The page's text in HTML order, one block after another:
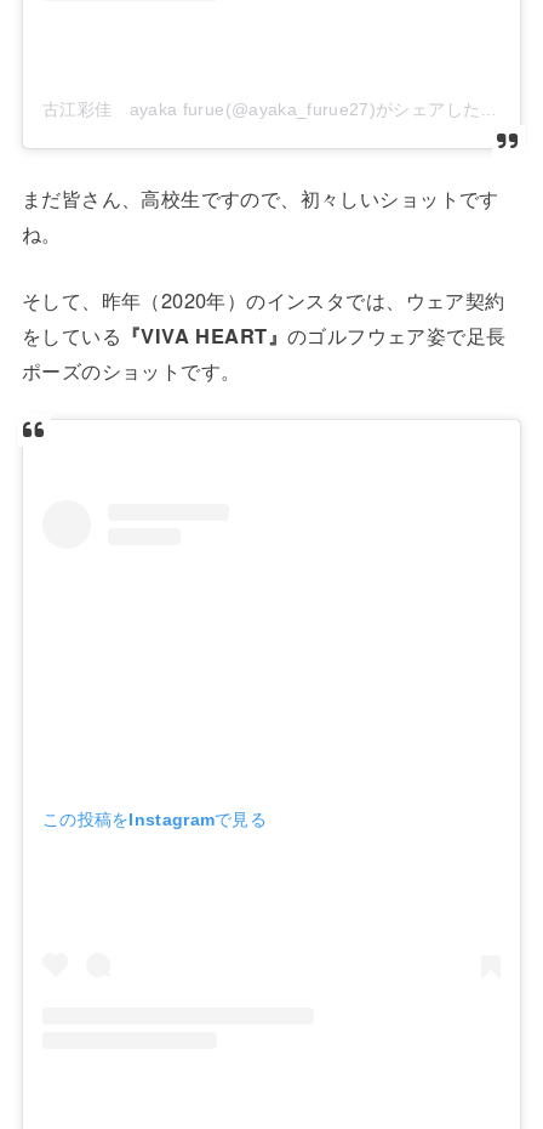
古江彩佳 ayaka furue(@ayaka_furue27)がシェアした投稿
まだ皆さん、高校生ですので、初々しいショットです
ね。
そして、昨年（2020年）のインスタでは、ウェア契約
をしている 『VIVA HEART』 のゴルフウェア姿で足長
ポーズのショットです。
この投稿をInstagramで見る